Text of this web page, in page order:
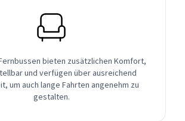
bieten zusätzlichen Komfort,
und verfügen über ausreichend
um auch lange Fahrten angenehm zu
gestalten.